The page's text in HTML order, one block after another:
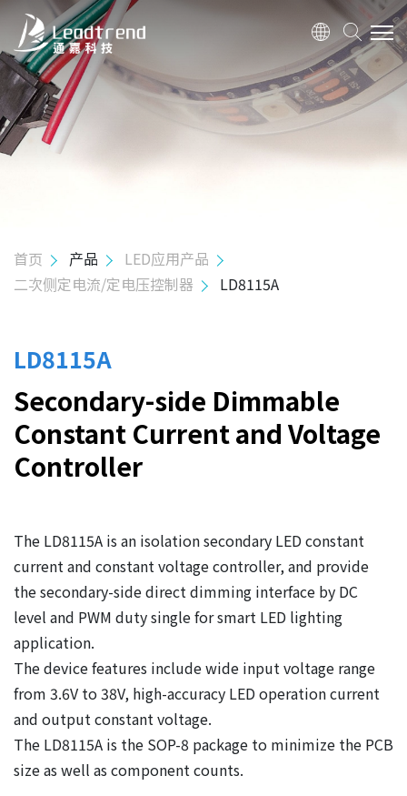
关于我们
产品
投资人关系
联络我们
首页 产品
LED应用产品
二次侧定电流/定电压控制器
LD8115A
LD8115A
Secondary-side Dimmable
Constant Current and Voltage
Controller
The LD8115A is an isolation secondary LED constant
current and constant voltage controller, and provide
the secondary-side direct dimming interface by DC
level and PWM duty single for smart LED lighting
application.
The device features include wide input voltage range
from 3.6V to 38V, high-accuracy LED operation current
and output constant voltage.
The LD8115A is the SOP-8 package to minimize the PCB
size as well as component counts.